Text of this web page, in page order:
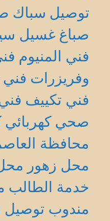
توصيل سباك
صباغ غسيل
فني المنيوم
وفريزرات
فني تكييف
صحي كهربائي
محافظة
محل زهور
خدمة الطالب
مندوب توصيل